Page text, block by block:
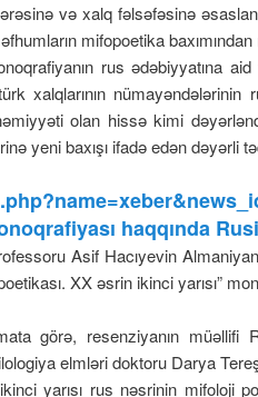
və xalq fəlsəfəsinə
mifopoetika
rus ədəbiyyatına
xalqlarının
olan hissə kimi
yeni baxışı ifadə edən dəyərli
haqqında
Asif Hacıyevin
XX əsrin ikinci yarısı”
görə, resenziyanın
elmləri doktoru Darya
yarısı rus nəsrinin mifoloji